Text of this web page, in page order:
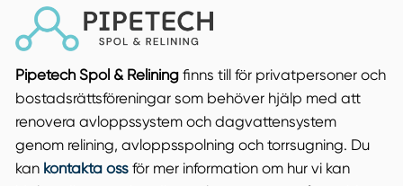
Pipetech Spol & Reliningfinns till för privatpersoner och
bostadsrättsföreningar som behöver hjälp med att
renovera avloppssystem och dagvattensystem
genom relining, avloppsspolning och torrsugning. Du
kan kontakta ossför mer information om hur vi kan